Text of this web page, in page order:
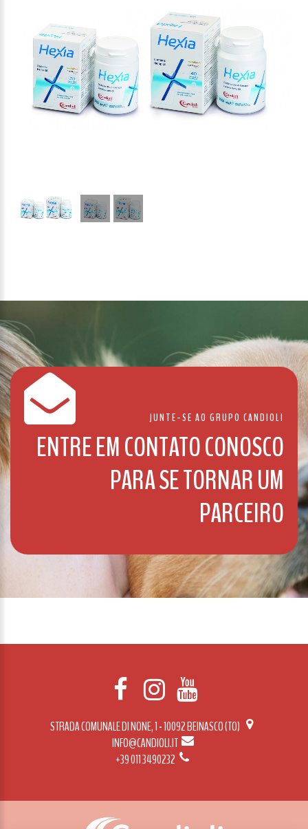
JUNTE-SE AO GRUPO CANDIOLI
ENTRE EM CONTATO CONOSCO
PARA SE TORNAR UM
PARCEIRO
STRADA COMUNALE DI NONE, 1 - 10092 BEINASCO (TO)
INFO@CANDIOLI.IT
+39 011 3490232